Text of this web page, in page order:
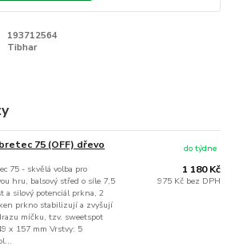
193712564
Tibhar
75 (OFF) dřevo
75 - skvělá volba pro
hru, balsový střed o síle 7,5
a silový potenciál prkna, 2
prkno stabilizují a zvyšují
míčku, tzv. sweetspot
x 157 mm Vrstvy: 5
1 180 Kč
975 Kč bez DPH
do týdne